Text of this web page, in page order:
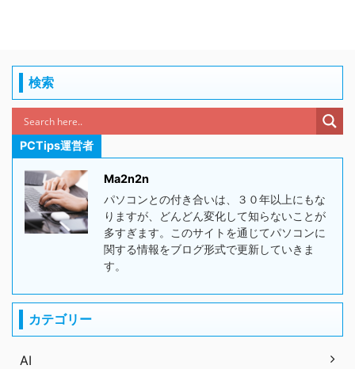
検索
PCTips運営者
Ma2n2n
パソコンとの付き合いは、３０年以上にもな
りますが、どんどん変化して知らないことが
多すぎます。このサイトを通じてパソコンに
関する情報をブログ形式で更新していきま
す。
カテゴリー
AI